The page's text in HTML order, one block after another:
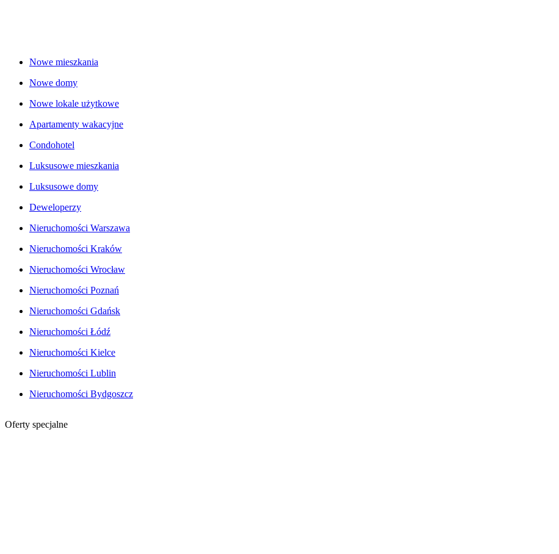
Nowe mieszkania
Nowe domy
Nowe lokale użytkowe
Apartamenty wakacyjne
Condohotel
Luksusowe mieszkania
Luksusowe domy
Deweloperzy
Nieruchomości Warszawa
Nieruchomości Kraków
Nieruchomości Wrocław
Nieruchomości Poznań
Nieruchomości Gdańsk
Nieruchomości Łódź
Nieruchomości Kielce
Nieruchomości Lublin
Nieruchomości Bydgoszcz
Oferty specjalne